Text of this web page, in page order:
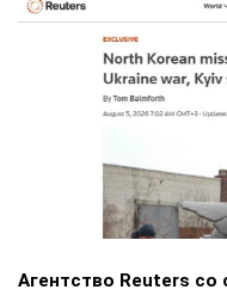
Агентство Reuters со